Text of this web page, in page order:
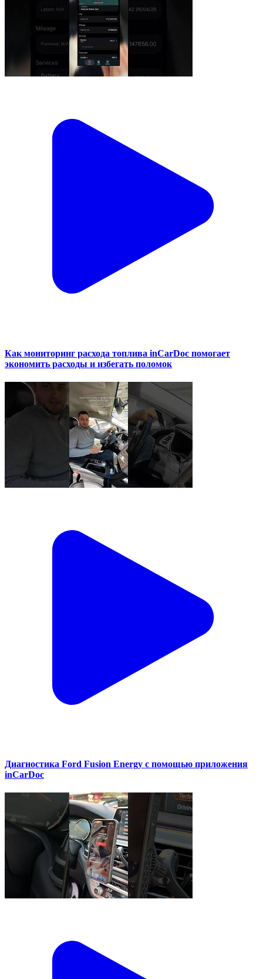
Как мониторинг расхода топлива inCarDoc помогает
экономить расходы и избегать поломок
Диагностика Ford Fusion Energy с помощью приложения
inCarDoc